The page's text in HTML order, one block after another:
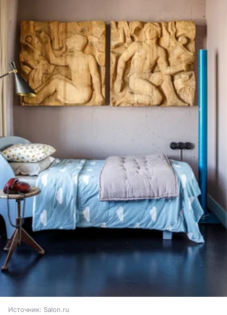
Источник: Salon.ru